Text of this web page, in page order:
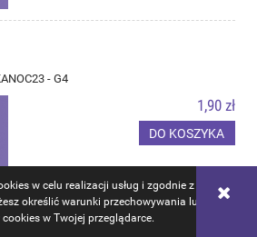
w celu realizacji usług i zgodnie z
określić warunki przechowywania lub
w Twojej przeglądarce.
- G4
1,90 zł
DO KOSZYKA